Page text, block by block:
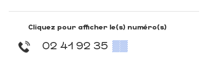
Cliquez pour afficher le(s) numéro(s)
02 41 92 35 ▒▒